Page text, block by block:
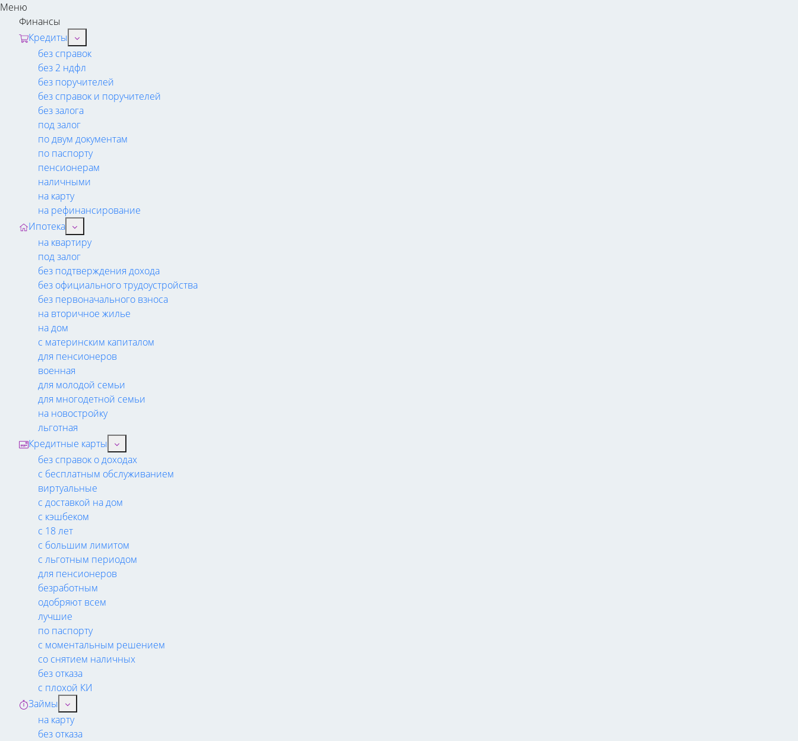
Меню
Финансы
Кредиты
без справок
без 2 ндфл
без поручителей
без справок и поручителей
без залога
под залог
по двум документам
по паспорту
пенсионерам
наличными
на карту
на рефинансирование
Ипотека
на квартиру
под залог
без подтверждения дохода
без официального трудоустройства
без первоначального взноса
на вторичное жилье
на дом
с материнским капиталом
для пенсионеров
военная
для молодой семьи
для многодетной семьи
на новостройку
льготная
Кредитные карты
без справок о доходах
с бесплатным обслуживанием
виртуальные
с доставкой на дом
с кэшбеком
с 18 лет
с большим лимитом
с льготным периодом
для пенсионеров
безработным
одобряют всем
лучшие
по паспорту
с моментальным решением
со снятием наличных
без отказа
с плохой КИ
Займы
на карту
без отказа